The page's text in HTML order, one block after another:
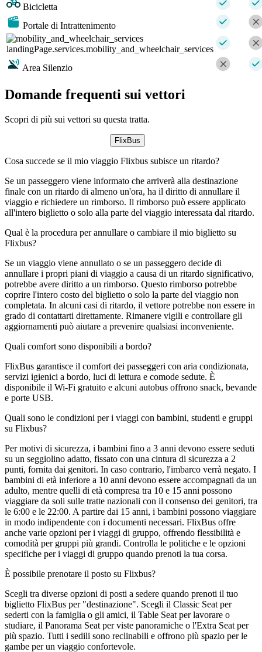
Bicicletta
Portale di Intrattenimento
landingPage.services.mobility_and_wheelchair_services
Area Silenzio
Domande frequenti sui vettori
Scopri di più sui vettori su questa tratta.
FlixBus
Cosa succede se il mio viaggio Flixbus subisce un ritardo?
Se un passeggero viene informato che arriverà alla destinazione
finale con un ritardo di almeno un'ora, ha il diritto di annullare il
viaggio e richiedere un rimborso. Il rimborso può essere applicato
all'intero biglietto o solo alla parte del viaggio interessata dal ritardo.
Qual è la procedura per annullare o cambiare il mio biglietto su
Flixbus?
Se un viaggio viene annullato o se un passeggero decide di
annullare i propri piani di viaggio a causa di un ritardo significativo,
potrebbe avere diritto a un rimborso. Questo rimborso potrebbe
coprire l'intero costo del biglietto o solo la parte del viaggio non
completata. In alcuni casi di ritardo, il vettore potrebbe non essere in
grado di contattarti direttamente. Rimanere vigili e controllare gli
aggiornamenti può aiutare a prevenire qualsiasi inconveniente.
Quali comfort sono disponibili a bordo?
FlixBus garantisce il comfort dei passeggeri con aria condizionata,
servizi igienici a bordo, luci di lettura e comode sedute. È
disponibile il Wi-Fi gratuito e alcuni autobus offrono snack, bevande
e porte USB.
Quali sono le condizioni per i viaggi con bambini, studenti e gruppi
su Flixbus?
Per motivi di sicurezza, i bambini fino a 3 anni devono essere seduti
su un seggiolino adatto, fissato con una cintura di sicurezza a 2
punti, fornita dai genitori. In caso contrario, l'imbarco verrà negato. I
bambini di età inferiore a 10 anni devono essere accompagnati da un
adulto, mentre quelli di età compresa tra 10 e 15 anni possono
viaggiare da soli sulle tratte nazionali con il consenso dei genitori, tra
le 6:00 e le 22:00. A partire dai 15 anni, i bambini possono viaggiare
in modo indipendente con i documenti necessari. FlixBus offre
anche varie opzioni per i viaggi di gruppo, offrendo flessibilità e
comodità per gruppi più grandi. Controlla le politiche e le opzioni
specifiche per i viaggi di gruppo quando prenoti la tua corsa.
È possibile prenotare il posto su Flixbus?
Scegli tra diverse opzioni di posti a sedere quando prenoti il ​​tuo
biglietto FlixBus per "destinazione". Scegli il Classic Seat per
sederti con la famiglia o gli amici, il Table Seat per lavorare o
studiare, il Panorama Seat per viste panoramiche o l'Extra Seat per
più spazio. Tutti i sedili sono reclinabili e offrono più spazio per le
gambe per un viaggio confortevole.